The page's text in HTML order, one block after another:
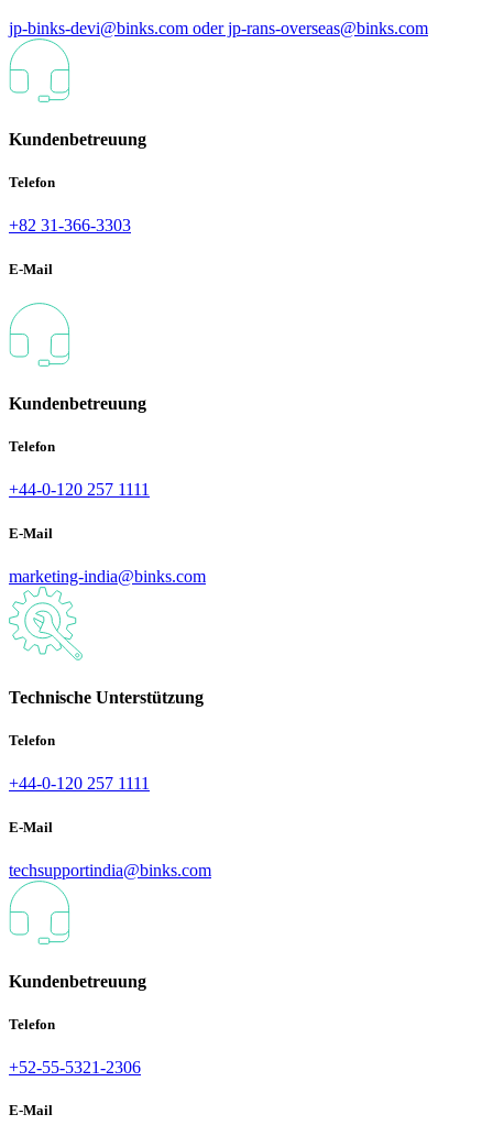
jp-binks-devi@binks.com oder jp-rans-overseas@binks.com
Kundenbetreuung
Telefon
+82 31-366-3303
E-Mail
Kundenbetreuung
Telefon
+44-0-120 257 1111
E-Mail
marketing-india@binks.com
Technische Unterstützung
Telefon
+44-0-120 257 1111
E-Mail
techsupportindia@binks.com
Kundenbetreuung
Telefon
+52-55-5321-2306
E-Mail